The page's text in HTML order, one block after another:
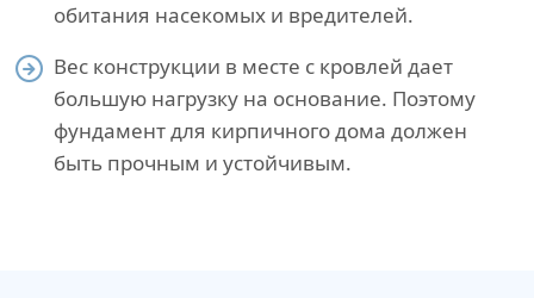
обитания насекомых и вредителей.
Вес конструкции в месте с кровлей дает
большую нагрузку на основание. Поэтому
фундамент для кирпичного дома должен
быть прочным и устойчивым.